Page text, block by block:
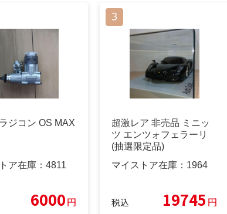
ジコン OS MAX
ア在庫： 4811
6000円
超激レア 非売品 ミニッ
ツ エンツォフェラーリ
(抽選限定品)
マイストア在庫： 1964
税込 19745 円